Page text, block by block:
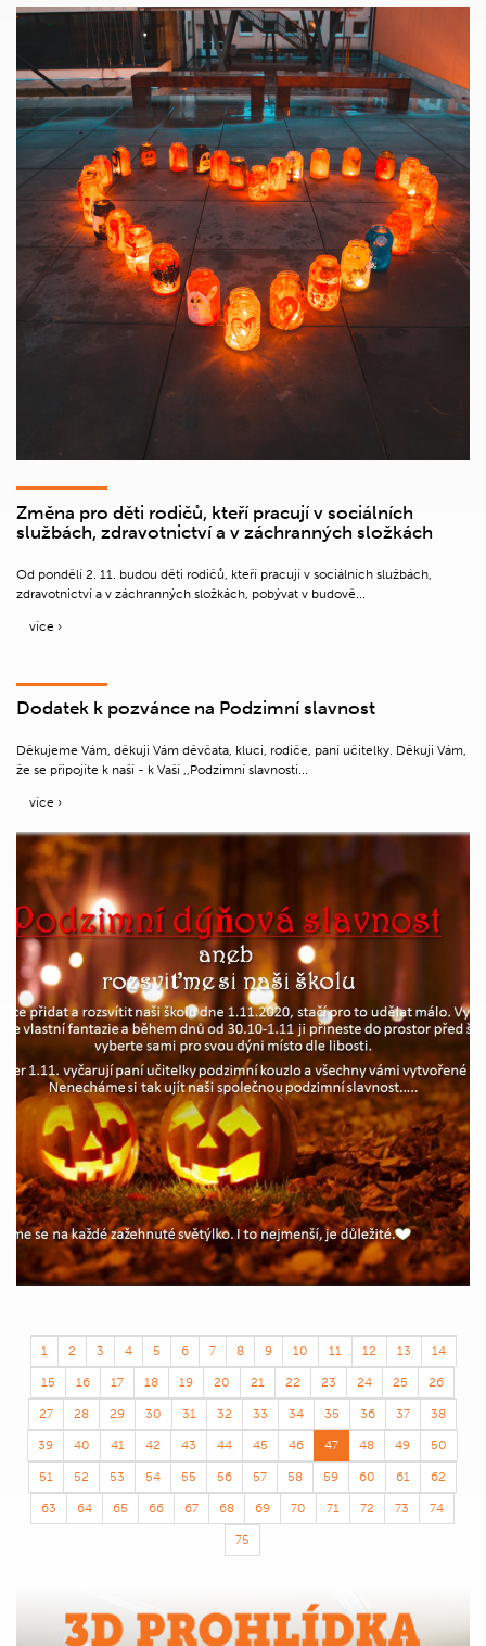
Změna pro děti rodičů, kteří pracují v sociálních
službách, zdravotnictví a v záchranných složkách
Od pondělí 2. 11. budou děti rodičů, kteří pracují v sociálních službách,
zdravotnictví a v záchranných složkách, pobývat v budově...
více ›
Dodatek k pozvánce na Podzimní slavnost
Děkujeme Vám, děkuji Vám děvčata, kluci, rodiče, paní učitelky. Děkuji Vám,
že se připojíte k naší - k Vaší ,,Podzimní slavnosti...
více ›
1 2 3 4 5 6 7 8 9 10 11 12 13 14
15 16 17 18 19 20 21 22 23 24 25 26
27 28 29 30 31 32 33 34 35 36 37 38
39 40 41 42 43 44 45 46 47 48 49 50
51 52 53 54 55 56 57 58 59 60 61 62
63 64 65 66 67 68 69 70 71 72 73 74
75